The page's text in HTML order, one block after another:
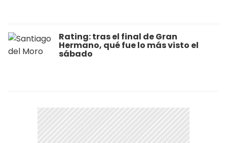
Rating: tras el final de Gran
Hermano, qué fue lo más visto el
sábado